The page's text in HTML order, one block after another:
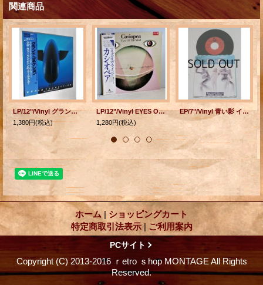
関連商品
LP/12"/Vinyl グランド・コネクション デヴィット・マシューズ・オーケストラ・ウィズ・グローヴァー・ワシントンJr. & アール・クルー (1983) ELECTRIC BIRD 帯、ライナー付
1,380円(税込)
LP/12"/Vinyl EYES OF THE MIND カシオペア (1981) Alfa 帯、ライナー付
1,280円(税込)
EP/7"/Vinyl 青い影 イッツ・オール・ロング ミューニック・マシーン (ジョルジオ・モロダー＆ピート・ベロッテ) (1978)
ホーム | ショッピングカート
特定商取引法表示 | ご利用案内
PCサイト
Copyright (C) 2013-2016 ｒetro ｓhop MONTAGE All Rights
Reserved.